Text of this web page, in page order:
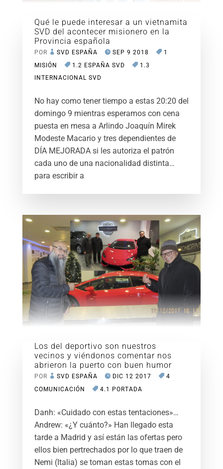
Qué le puede interesar a un vietnamita
SVD del acontecer misionero en la
Provincia española
POR SVD ESPAÑA SEP 9 2018
1
MISIÓN
1.2 ESPAÑA SVD
1.3
INTERNACIONAL SVD
No hay como tener tiempo a estas 20:20 del
domingo 9 mientras esperamos con cena
puesta en mesa a Arlindo Joaquín Mirek
Modeste Macario y tres dependientes de
DÍA MEJORADA si les autoriza el patrón
cada uno de una nacionalidad distinta…
para escribir a
Los del deportivo son nuestros
vecinos y viéndonos comentar nos
abrieron la puerto con buen humor
POR SVD ESPAÑA DIC 12 2017
4
COMUNICACIÓN
4.1 PORTADA
Danh: «Cuidado con estas tentaciones»…
Andrew: «¿Y cuánto?» Han llegado esta
tarde a Madrid y así están las ofertas pero
ellos bien pertrechados por lo que traen de
Nemi (Italia) se toman estas tomas con el